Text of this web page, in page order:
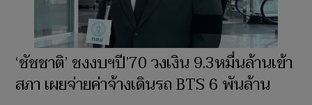
‘ชัชชาติ’ ชงงบฯปี’70 วงเงิน 9.3หมื่นล้านเข้า
สภา เผยจ่ายค่าจ้างเดินรถ BTS 6 พันล้าน